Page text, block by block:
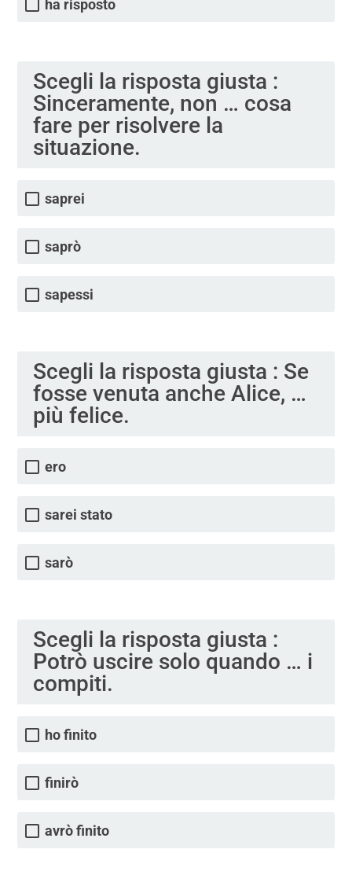
ha risposto
Scegli la risposta giusta :
Sinceramente, non … cosa
fare per risolvere la
situazione.
saprei
saprò
sapessi
Scegli la risposta giusta : Se
fosse venuta anche Alice, …
più felice.
ero
sarei stato
sarò
Scegli la risposta giusta :
Potrò uscire solo quando … i
compiti.
ho finito
finirò
avrò finito